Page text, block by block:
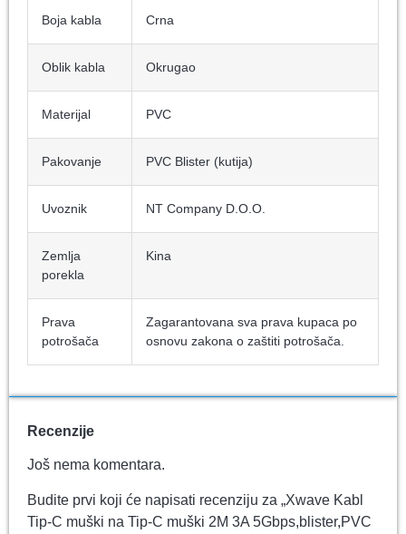
Boja kabla Crna
Oblik kabla Okrugao
Materijal PVC
Pakovanje PVC Blister (kutija)
Uvoznik NT Company D.O.O.
Zemlja
porekla
Kina
Prava
potrošača
Zagarantovana sva prava kupaca po
osnovu zakona o zaštiti potrošača.
Recenzije
Još nema komentara.
Budite prvi koji će napisati recenziju za „Xwave Kabl
Tip-C muški na Tip-C muški 2M 3A 5Gbps,blister,PVC